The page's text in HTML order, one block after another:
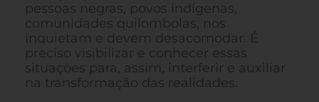
pessoas negras, povos indígenas,
comunidades quilombolas, nos
inquietam e devem desacomodar. É
preciso visibilizar e conhecer essas
situações para, assim, interferir e auxiliar
na transformação das realidades.